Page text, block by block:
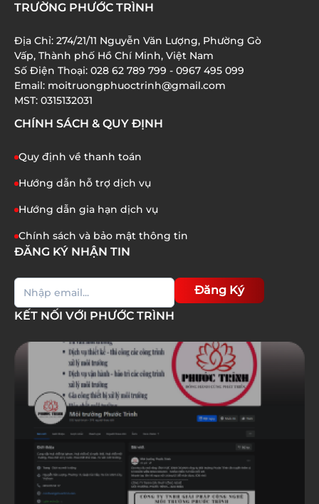
XỬ LÝ AMONI TRONG NƯỚC THẢI: 8 BƯỚC QUAN
TRỌNG BẠN CẦN BIẾT
01/07/2026
TRƯỜNG PHƯỚC TRÌNH
Địa Chỉ: 274/21/11 Nguyễn Văn Lượng, Phường Gò
Vấp, Thành phố Hồ Chí Minh, Việt Nam
Số Điện Thoại: 028 62 789 799 - 0967 495 099
Email: moitruongphuoctrinh@gmail.com
MST: 0315132031
CHÍNH SÁCH & QUY ĐỊNH
Quy định về thanh toán
Hướng dẫn hỗ trợ dịch vụ
Hướng dẫn gia hạn dịch vụ
Chính sách và bảo mật thông tin
ĐĂNG KÝ NHẬN TIN
Đăng Ký
KẾT NỐI VỚI PHƯỚC TRÌNH